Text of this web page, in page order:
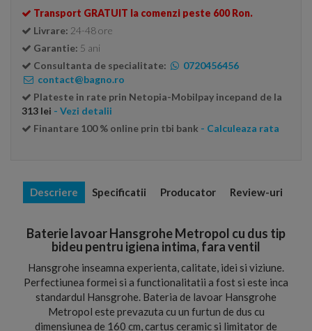
Transport GRATUIT la comenzi peste 600 Ron.
Livrare: 24-48 ore
Garantie: 5 ani
Consultanta de specialitate:
0720456456
contact@bagno.ro
Plateste in rate prin Netopia-Mobilpay incepand de la
313 lei - Vezi detalii
Finantare 100 % online prin tbi bank - Calculeaza rata
Descriere Specificatii Producator Review-uri
Baterie lavoar Hansgrohe Metropol cu dus tip
bideu pentru igiena intima, fara ventil
Hansgrohe inseamna experienta, calitate, idei si viziune.
Perfectiunea formei si a functionalitatii a fost si este inca
standardul Hansgrohe. Bateria de lavoar Hansgrohe
Metropol este prevazuta cu un furtun de dus cu
dimensiunea de 160 cm, cartus ceramic si limitator de